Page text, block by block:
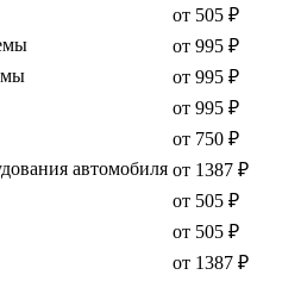
от 505 ₽
от 995 ₽
от 995 ₽
от 995 ₽
от 750 ₽
автомобиля от 1387 ₽
от 505 ₽
от 505 ₽
от 1387 ₽